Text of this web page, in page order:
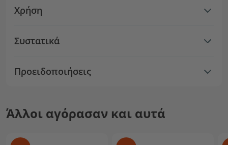
Χρήση
Συστατικά
Προειδοποιήσεις
Άλλοι αγόρασαν και αυτά